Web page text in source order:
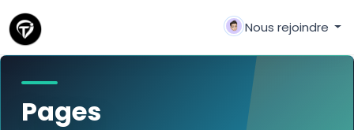
Nous rejoindre
Pages